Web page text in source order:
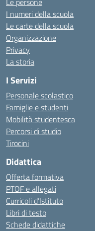
I numeri della scuola
Le carte della scuola
Organizzazione
Privacy
La storia
I Servizi
Personale scolastico
Famiglie e studenti
Mobilità studentesca
Percorsi di studio
Tirocini
Didattica
Offerta formativa
PTOF e allegati
Curricoli d’Istituto
Libri di testo
Schede didattiche